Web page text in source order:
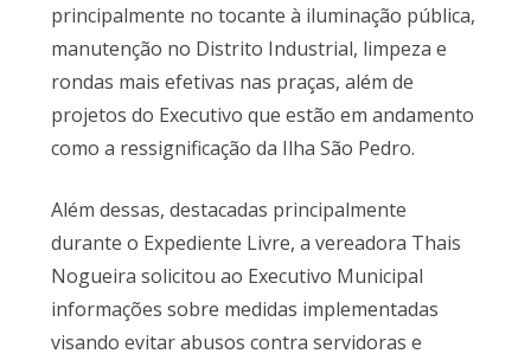
principalmente no tocante à iluminação pública,
manutenção no Distrito Industrial, limpeza e
rondas mais efetivas nas praças, além de
projetos do Executivo que estão em andamento
como a ressignificação da Ilha São Pedro.
Além dessas, destacadas principalmente
durante o Expediente Livre, a vereadora Thais
Nogueira solicitou ao Executivo Municipal
informações sobre medidas implementadas
visando evitar abusos contra servidoras e